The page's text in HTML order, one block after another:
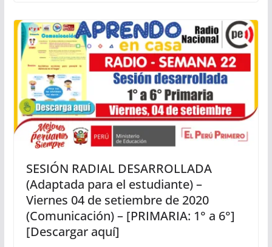
SESIÓN RADIAL DESARROLLADA
(Adaptada para el estudiante) –
Viernes 04 de setiembre de 2020
(Comunicación) – [PRIMARIA: 1° a 6°]
[Descargar aquí]